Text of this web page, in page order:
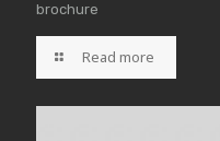
brochure
Read more